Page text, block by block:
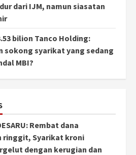
dari IJM, namun siasatan
bilion Tanco Holding:
sokong syarikat yang sedang
MBI?
Rembat dana
ringgit, Syarikat kroni
dengan kerugian dan